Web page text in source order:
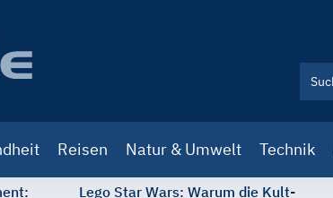
Reisen Natur & Umwelt Technik
Lego Star Wars: Warum die Kult-